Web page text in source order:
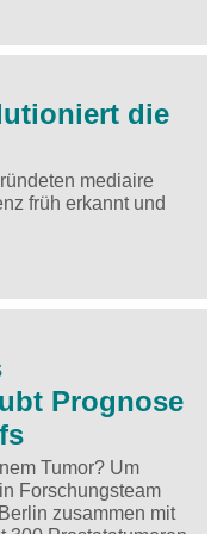
die
mediaire
früh erkannt und
Prognose
Tumor? Um
Forschungsteam
zusammen mit